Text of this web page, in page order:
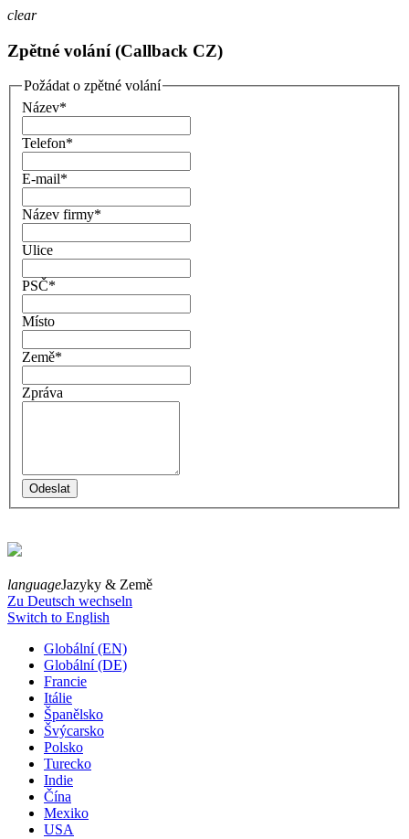
clear
Zpětné volání (Callback CZ)
Požádat o zpětné volání
Název*
Telefon*
E-mail*
Název firmy*
Ulice
PSČ*
Místo
Země*
Zpráva
languageJazyky & Země
Zu Deutsch wechseln
Switch to English
Globální (EN)
Globální (DE)
Francie
Itálie
Španělsko
Švýcarsko
Polsko
Turecko
Indie
Čína
Mexiko
USA